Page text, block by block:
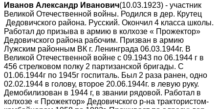
Иванов Александр Иванович(10.03.1923) - участник
Великой Отечественной войны. Родился в дер. Крутец
Дедовичского района. Русский. Окончил 4 класса школы.
Работал до призыва в армию в колхозе « Прожектор»
Дедовичского района рабочим. Призван в армию
Лужским районным ВК г. Ленинграда 06.03.1944г. В
Великой Отечественной войне с 09.1943 по 06.1944 г в
456 стрелковом полку 2 партизанской бригады. С
01.06.1944г по 1945г госпиталь. Был 2 раза ранен, одно
02.02.1944 в голову, второе 20.06.1944г. в левую руку.
Демобилизован в 1944 г, в звании рядовой. Работал в
колхозе « Прожектор» Дедовичского р-на трактористом-